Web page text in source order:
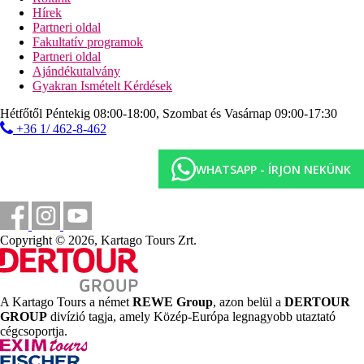
Sport és szórakozás ingyenesen
strandfoci
boccia
darts
vízilabda
asztalitenisz
Sport és szórakozás térítés ellenében
vízi sportok a strandon
búvárkodás
All Inclusive: minden étkezés büférendszerben, napközben snack-
ételek, tea, kávé, szendvics, sütemények, helyi alkoholos és
alkoholmentes italok 10:00 és 24:00 óra között. Az All Inclusive
szállodák szolgáltatásai bizonyos részletekben szállodánként
eltérhetnek.
Szálláshely besorolás
Az adott ország hivatalos besorolása: 4*.
Hírek
Partneri oldal
Fakultatív programok
Partneri oldal
Ajándékutalvány
Gyakran Ismételt Kérdések
Hétfőtől Péntekig 08:00-18:00, Szombat és Vasárnap 09:00-17:30
+36 1/ 462-8-462
WHATSAPP - ÍRJON NEKÜNK
Copyright © 2026, Kartago Tours Zrt.
A Kartago Tours a német REWE Group, azon belül a DERTOUR
GROUP divízió tagja, amely Közép-Európa legnagyobb utaztató
cégcsoportja.